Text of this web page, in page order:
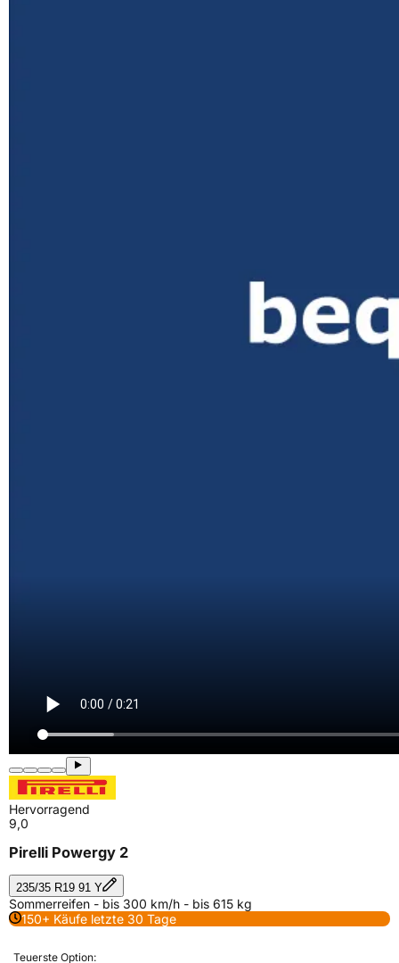
Hervorragend
9,0
Pirelli Powergy 2
235/35 R19 91 Y
Sommerreifen - bis 300 km/h - bis 615 kg
150+ Käufe letzte 30 Tage
Teuerste Option: